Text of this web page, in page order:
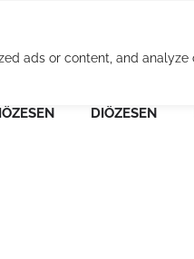
ads or content, and analyze
DIÖZESEN